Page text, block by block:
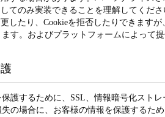
てのみ実装できることを理解してくだ
したり、Cookieを拒否したりできます
す。およびプラットフォームによって提
護するために、SSL、情報暗号化スト
の場合に、お客様の情報を保護するた